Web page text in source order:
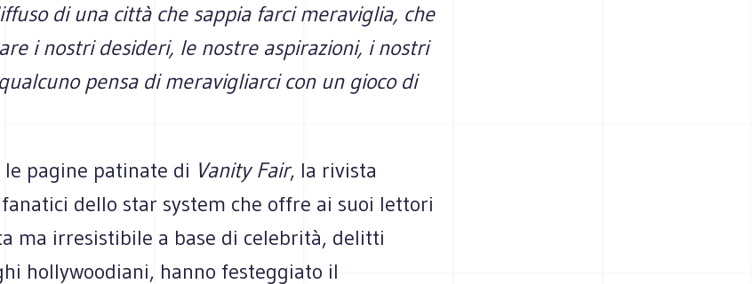
di una città che sappia farci meraviglia, che
i nostri desideri, le nostre aspirazioni, i nostri
pensa di meravigliarci con un gioco di
pagine patinate di Vanity Fair, la rivista
dello star system che offre ai suoi lettori
ma irresistibile a base di celebrità, delitti
hollywoodiani, hanno festeggiato il